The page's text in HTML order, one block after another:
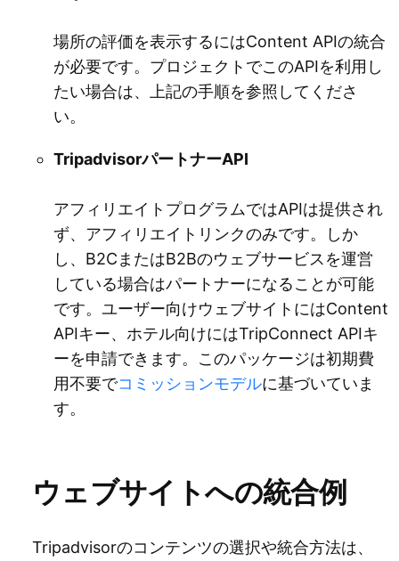
場所の評価を表示するにはContent APIの統合
が必要です。プロジェクトでこのAPIを利用し
たい場合は、上記の手順を参照してくださ
い。
TripadvisorパートナーAPI
アフィリエイトプログラムではAPIは提供され
ず、アフィリエイトリンクのみです。しか
し、B2CまたはB2Bのウェブサービスを運営
している場合はパートナーになることが可能
です。ユーザー向けウェブサイトにはContent
APIキー、ホテル向けにはTripConnect APIキ
ーを申請できます。このパッケージは初期費
用不要でコミッションモデルに基づいていま
す。
ウェブサイトへの統合例
Tripadvisorのコンテンツの選択や統合方法は、